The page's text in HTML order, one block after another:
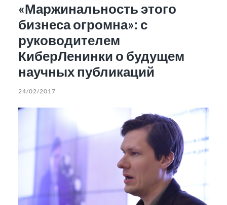
«Маржинальность этого
бизнеса огромна»: с
руководителем
КиберЛенинки о будущем
научных публикаций
24/02/2017